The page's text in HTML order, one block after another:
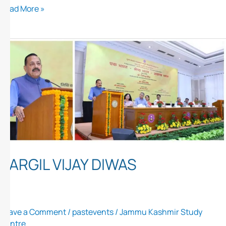
Read More »
KARGIL VIJAY DIWAS
Leave a Comment/ pastevents/Jammu Kashmir Study
Centre
KARGIL
DIWAS